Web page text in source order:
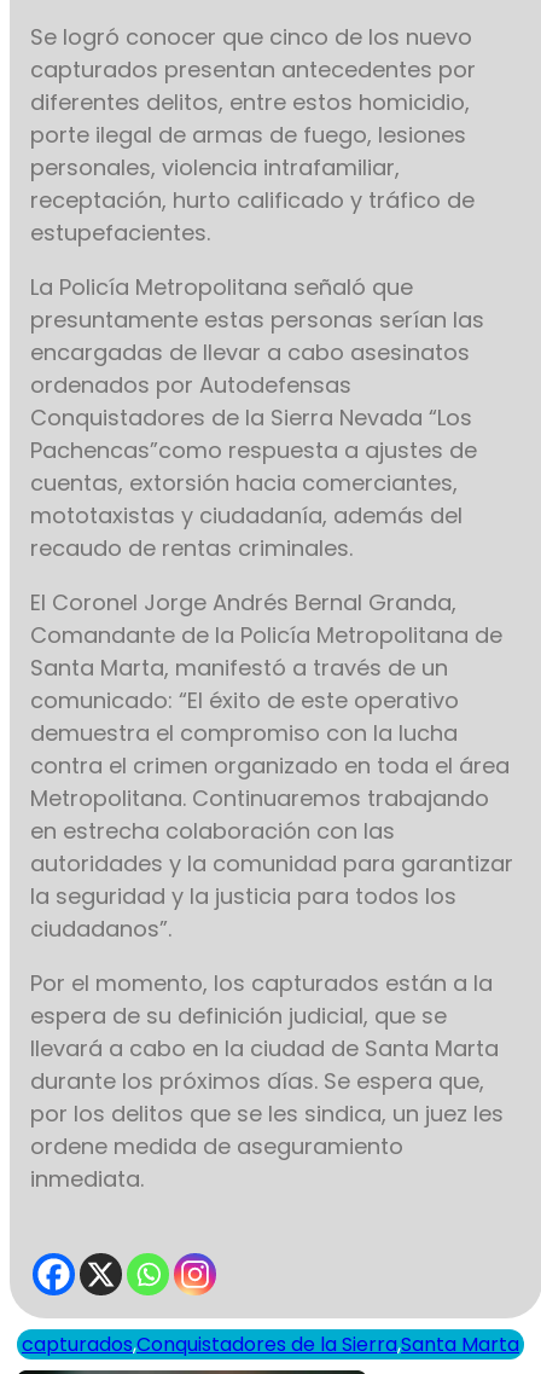
Se logró conocer que cinco de los nuevo
capturados presentan antecedentes por
diferentes delitos, entre estos homicidio,
porte ilegal de armas de fuego, lesiones
personales, violencia intrafamiliar,
receptación, hurto calificado y tráfico de
estupefacientes.
La Policía Metropolitana señaló que
presuntamente estas personas serían las
encargadas de llevar a cabo asesinatos
ordenados por Autodefensas
Conquistadores de la Sierra Nevada “Los
Pachencas”como respuesta a ajustes de
cuentas, extorsión hacia comerciantes,
mototaxistas y ciudadanía, además del
recaudo de rentas criminales.
El Coronel Jorge Andrés Bernal Granda,
Comandante de la Policía Metropolitana de
Santa Marta, manifestó a través de un
comunicado: “El éxito de este operativo
demuestra el compromiso con la lucha
contra el crimen organizado en toda el área
Metropolitana. Continuaremos trabajando
en estrecha colaboración con las
autoridades y la comunidad para garantizar
la seguridad y la justicia para todos los
ciudadanos”.
Por el momento, los capturados están a la
espera de su definición judicial, que se
llevará a cabo en la ciudad de Santa Marta
durante los próximos días. Se espera que,
por los delitos que se les sindica, un juez les
ordene medida de aseguramiento
inmediata.
capturados,Conquistadores de la Sierra,Santa Marta